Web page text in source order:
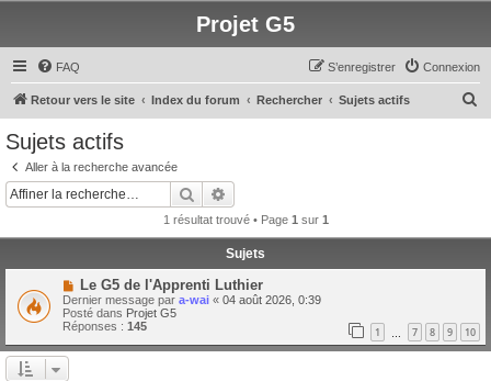
Projet G5
FAQ Connexion
S’enregistrer
Retour vers le site Index du forum Rechercher Sujets actifs
Sujets actifs
Aller à la recherche avancée
Rechercher
1 résultat trouvé • Page 1 sur 1
Sujets
N
o
u
v
e
a
Le G5 de l'Apprenti Luthier
Dernier message par a-wai « 04 août 2026, 0:39
Posté dans Projet G5
Réponses : 145 1 7 8 9 10